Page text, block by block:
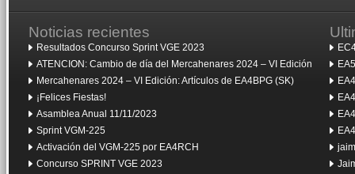
Noticias recientes
Resultados Concurso Sprint VGE 2023
ATENCION: Cambio de día del Mercahenares 2024 – VI Edición
Mercahenares 2024 – VI Edición: Artículos de EA4BPG (SK)
¡Felices Fiestas!
Asamblea Anual 11/11/2023
Sprint VGM-225
Activación del VGM-225 por EA4RCH
Concurso SPRINT VGE 2023